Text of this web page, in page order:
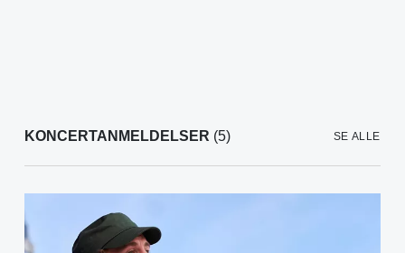
KONCERTANMELDELSER (5) SE ALLE